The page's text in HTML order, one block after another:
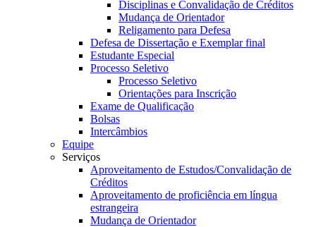
Disciplinas e Convalidação de Créditos
Mudança de Orientador
Religamento para Defesa
Defesa de Dissertação e Exemplar final
Estudante Especial
Processo Seletivo
Processo Seletivo
Orientações para Inscrição
Exame de Qualificação
Bolsas
Intercâmbios
Equipe
Serviços
Aproveitamento de Estudos/Convalidação de
Créditos
Aproveitamento de proficiência em língua
estrangeira
Mudança de Orientador